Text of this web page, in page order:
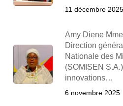
11 décembre 2025
Amy Diene
Direction
Nationale des
(SOMISEN
innovations…
6 novembre 2025